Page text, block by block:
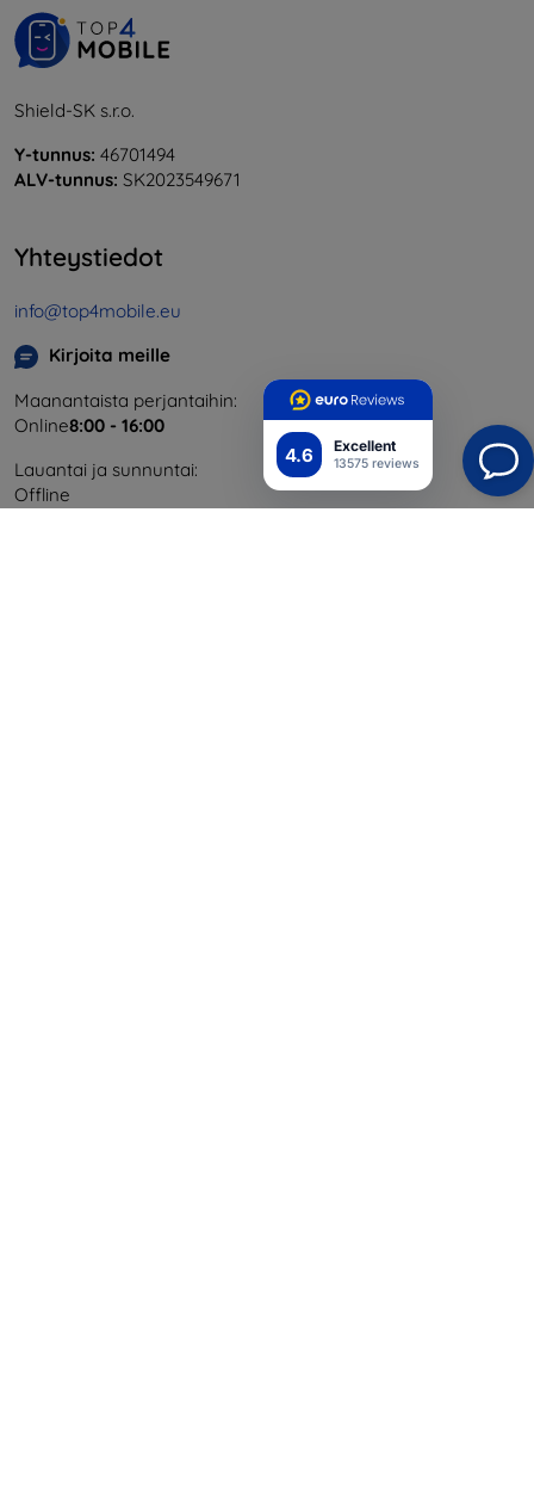
4.6 Excellent
13575 reviews
Shield-SK s.r.o.
Y-tunnus: 46701494
ALV-tunnus: SK2023549671
Yhteystiedot
info@top4mobile.eu
Kirjoita meille
Maanantaista perjantaihin:
Online8:00 - 16:00
Lauantai ja sunnuntai:
Offline